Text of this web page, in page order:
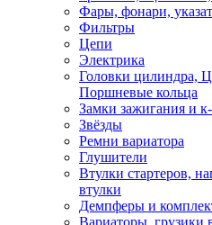
Фары, фонари,
Фильтры
Цепи
Электрика
Головки цилиндра,
Поршневые кольца
Замки зажигания и
Звёзды
Ремни вариатора
Глушители
Втулки стартеров,
втулки
Демпферы и
Вариаторы, грузики